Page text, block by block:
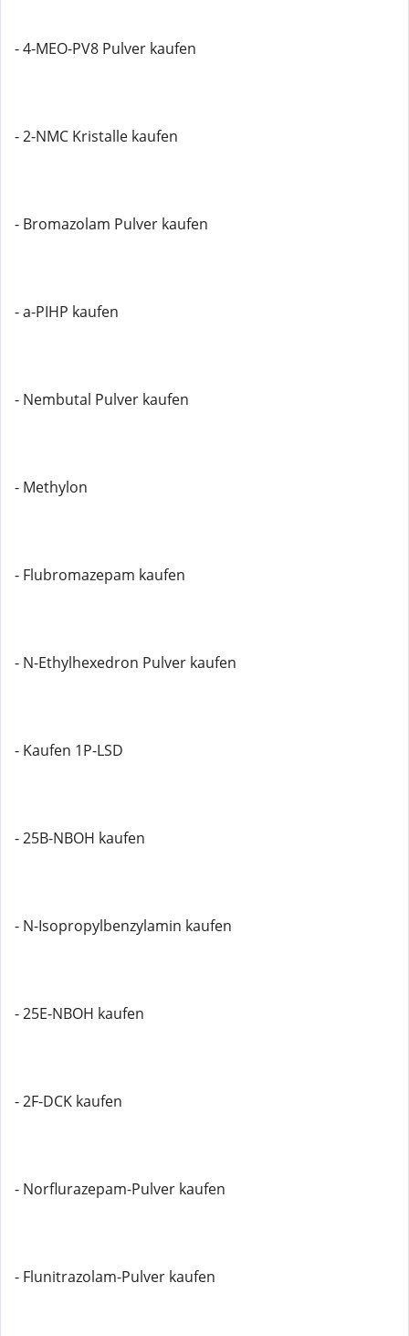
- 4-MEO-PV8 Pulver kaufen
- 2-NMC Kristalle kaufen
- Bromazolam Pulver kaufen
- a-PIHP kaufen
- Nembutal Pulver kaufen
- Methylon
- Flubromazepam kaufen
- N-Ethylhexedron Pulver kaufen
- Kaufen 1P-LSD
- 25B-NBOH kaufen
- N-Isopropylbenzylamin kaufen
- 25E-NBOH kaufen
- 2F-DCK kaufen
- Norflurazepam-Pulver kaufen
- Flunitrazolam-Pulver kaufen